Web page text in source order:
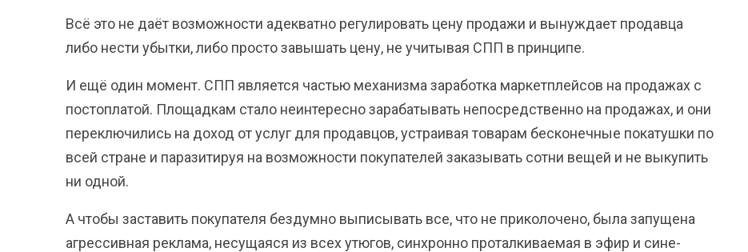
Всё это не даёт возможности адекватно регулировать цену продажи и вынуждает продавца
либо нести убытки, либо просто завышать цену, не учитывая СПП в принципе.
И ещё один момент. СПП является частью механизма заработка маркетплейсов на продажах с
постоплатой. Площадкам стало неинтересно зарабатывать непосредственно на продажах, и они
переключились на доход от услуг для продавцов, устраивая товарам бесконечные покатушки по
всей стране и паразитируя на возможности покупателей заказывать сотни вещей и не выкупить
ни одной.
А чтобы заставить покупателя бездумно выписывать все, что не приколочено, была запущена
агрессивная реклама, несущаяся из всех утюгов, синхронно проталкиваемая в эфир и сине-